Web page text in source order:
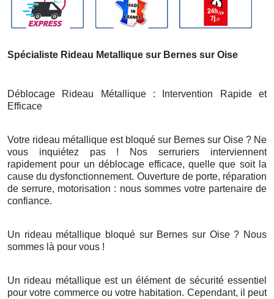
Spécialiste Rideau Metallique sur Bernes sur Oise
Déblocage Rideau Métallique : Intervention Rapide et
Efficace
Votre rideau métallique est bloqué sur Bernes sur Oise ? Ne
vous inquiétez pas ! Nos serruriers interviennent
rapidement pour un déblocage efficace, quelle que soit la
cause du dysfonctionnement. Ouverture de porte, réparation
de serrure, motorisation : nous sommes votre partenaire de
confiance.
Un rideau métallique bloqué sur Bernes sur Oise ? Nous
sommes là pour vous !
Un rideau métallique est un élément de sécurité essentiel
pour votre commerce ou votre habitation. Cependant, il peut